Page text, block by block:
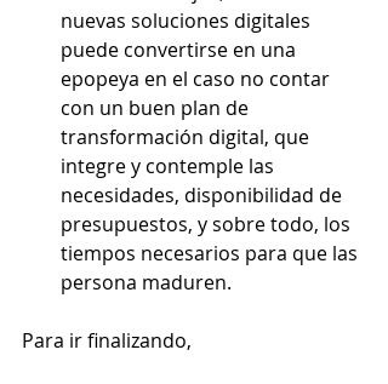
nuevas soluciones digitales
puede convertirse en una
epopeya en el caso no contar
con un buen plan de
transformación digital, que
integre y contemple las
necesidades, disponibilidad de
presupuestos, y sobre todo, los
tiempos necesarios para que las
persona maduren.
Para ir finalizando,